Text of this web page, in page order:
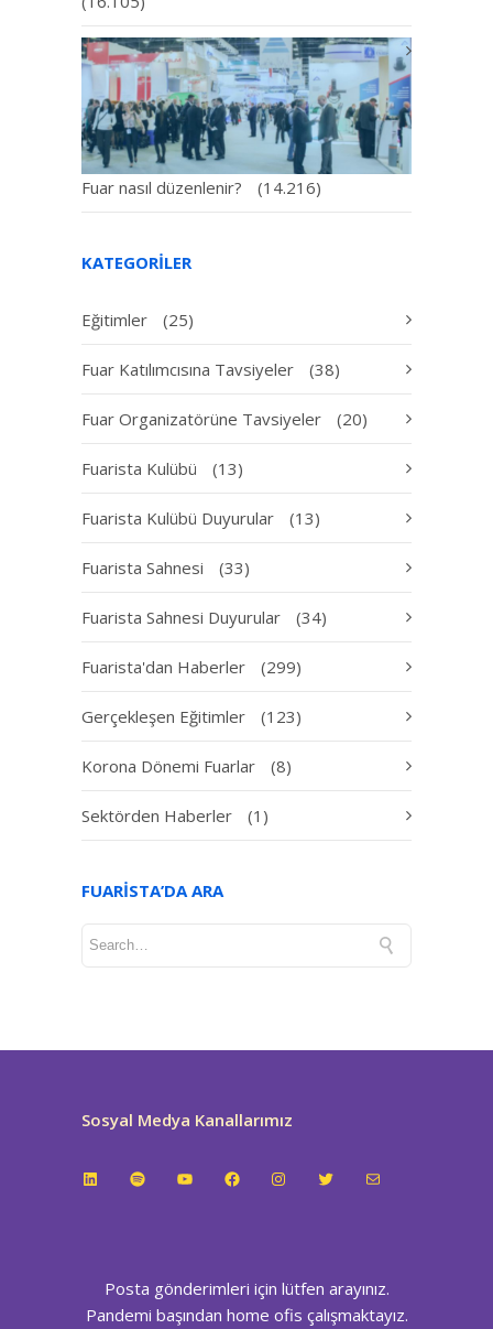
Fuar nasıl düzenlenir? (14.216)
KATEGORILER
Eğitimler (25)
Fuar Katılımcısına Tavsiyeler (38)
Fuar Organizatörüne Tavsiyeler (20)
Fuarista Kulübü (13)
Fuarista Kulübü Duyurular (13)
Fuarista Sahnesi (33)
Fuarista Sahnesi Duyurular (34)
Fuarista'dan Haberler (299)
Gerçekleşen Eğitimler (123)
Korona Dönemi Fuarlar (8)
Sektörden Haberler (1)
FUARISTA’DA ARA
Sosyal Medya Kanallarımız
LinkedInSpotifyYouTubeFacebookInstagramTwitterE-posta
Posta gönderimleri için lütfen arayınız.
Pandemi başından home ofis çalışmaktayız.